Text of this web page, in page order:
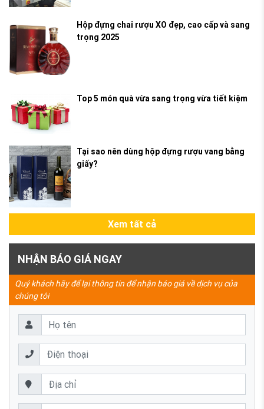
Hộp đựng chai rượu XO đẹp, cao cấp và sang
trọng 2025
Top 5 món quà vừa sang trọng vừa tiết kiệm
Tại sao nên dùng hộp đựng rượu vang bằng
giấy?
Xem tất cả
NHẬN BÁO GIÁ NGAY
Quý khách hãy để lại thông tin để nhận báo giá về dịch vụ của
chúng tôi